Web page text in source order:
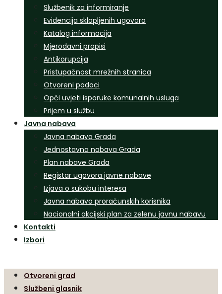
Službenik za informiranje
Evidencija sklopljenih ugovora
Katalog informacija
Mjerodavni propisi
Antikorupcija
Pristupačnost mrežnih stranica
Otvoreni podaci
Opći uvjeti isporuke komunalnih usluga
Prijem u službu
Javna nabava
Javna nabava Grada
Jednostavna nabava Grada
Plan nabave Grada
Registar ugovora javne nabave
Izjava o sukobu interesa
Javna nabava proračunskih korisnika
Nacionalni akcijski plan za zelenu javnu nabavu
Kontakti
Izbori
Otvoreni grad
Službeni glasnik